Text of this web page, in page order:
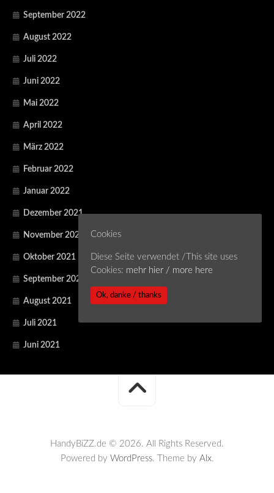
September 2022
August 2022
Juli 2022
Juni 2022
Mai 2022
April 2022
März 2022
Februar 2022
Januar 2022
Dezember 2021
November 2021
Oktober 2021
September 2021
August 2021
Juli 2021
Juni 2021
HandyBiZZ.de © 2026. All Rights Reserved.
Powered by WordPress. Theme by Alx.
Cookies
Diese Seite verwendet /This site uses
Cookies: mehr hier / more here
Ok, danke / thanks